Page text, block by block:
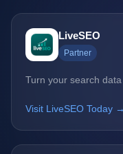
LiveSEO
Partner
Turn your search
Visit LiveSEO Today →